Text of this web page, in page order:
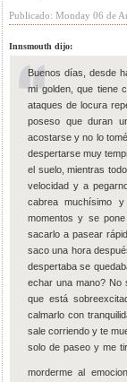
Publicado: Monday 06 de
Innsmouth dijo:
Buenos días, desde
mi golden, que tiene
ataques de locura
poseso que duran
acostarse y no lo
despertarse muy
el suelo, mientras
velocidad y a
cabrea muchísimo
momentos y se
sacarlo a pasear
saco una hora
despertaba se
echar una mano? No
que está
calmarlo con
sale corriendo y te
solo de paseo y me
morderme al